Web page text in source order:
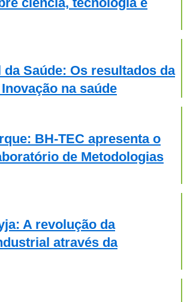
da Saúde: Os resultados da
na saúde
BH-TEC apresenta o
de Metodologias
A revolução da
através da